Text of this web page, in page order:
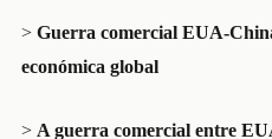
> Guerra comercial EUA-
económica global
> A guerra comercial entre